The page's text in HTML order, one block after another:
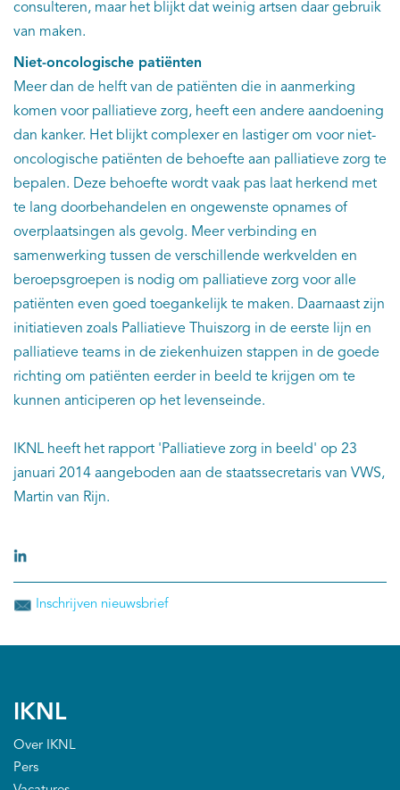
consulteren, maar het blijkt dat weinig artsen daar gebruik
van maken.
Niet-oncologische patiënten
Meer dan de helft van de patiënten die in aanmerking
komen voor palliatieve zorg, heeft een andere aandoening
dan kanker. Het blijkt complexer en lastiger om voor niet-
oncologische patiënten de behoefte aan palliatieve zorg te
bepalen. Deze behoefte wordt vaak pas laat herkend met
te lang doorbehandelen en ongewenste opnames of
overplaatsingen als gevolg. Meer verbinding en
samenwerking tussen de verschillende werkvelden en
beroepsgroepen is nodig om palliatieve zorg voor alle
patiënten even goed toegankelijk te maken. Daarnaast zijn
initiatieven zoals Palliatieve Thuiszorg in de eerste lijn en
palliatieve teams in de ziekenhuizen stappen in de goede
richting om patiënten eerder in beeld te krijgen om te
kunnen anticiperen op het levenseinde.
IKNL heeft het rapport 'Palliatieve zorg in beeld' op 23
januari 2014 aangeboden aan de staatssecretaris van VWS,
Martin van Rijn.
Inschrijven nieuwsbrief
IKNL
Over IKNL
Pers